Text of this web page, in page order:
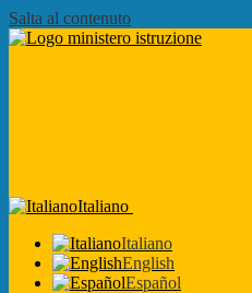
Salta al contenuto
Italiano
Italiano
English
Español